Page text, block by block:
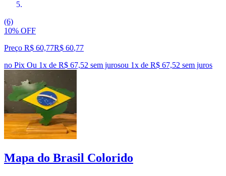
(6)
10% OFF
Preço R$ 60,77R$ 60,77
no Pix Ou 1x de R$ 67,52 sem jurosou 1x de R$ 67,52 sem juros
Mapa do Brasil Colorido